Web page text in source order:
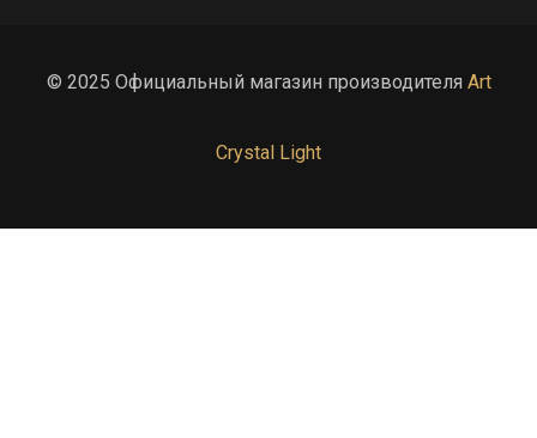
© 2025 Официальный магазин производителя Art
Crystal Light